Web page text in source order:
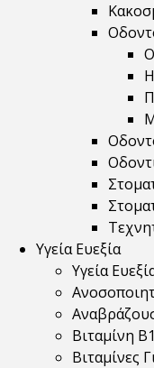
Υγεία Ευεξία
Υγεία
Βιταμίνη
Βιταμίνες